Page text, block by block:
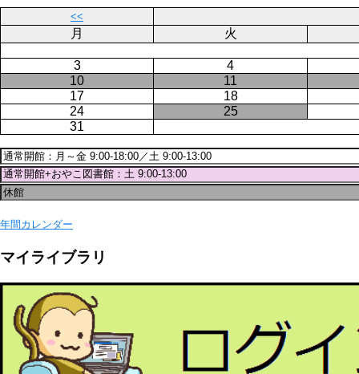
<<
月 火
3
4
10
11
17
18
24
25
31
年間カレンダー
マイライブラリ